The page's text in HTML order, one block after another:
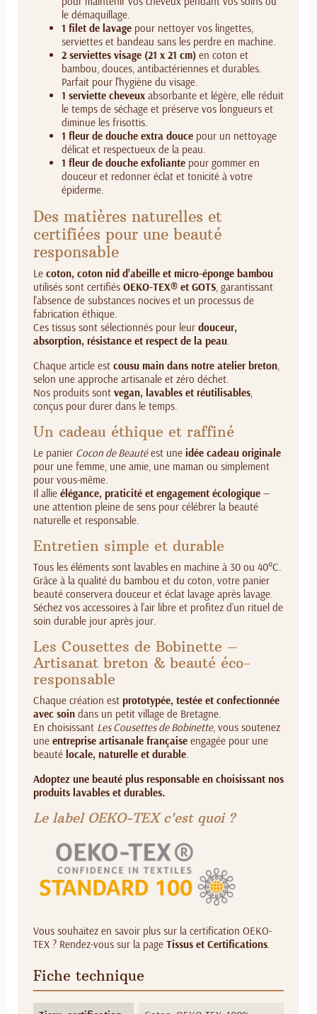
le démaquillage.
1 filet de lavage pour nettoyer vos lingettes,
serviettes et bandeau sans les perdre en machine.
2 serviettes visage (21 x 21 cm) en coton et
bambou, douces, antibactériennes et durables.
Parfait pour l'hygiène du visage.
1 serviette cheveux absorbante et légère, elle réduit
le temps de séchage et préserve vos longueurs et
diminue les frisottis.
1 fleur de douche extra douce pour un nettoyage
délicat et respectueux de la peau.
1 fleur de douche exfoliante pour gommer en
douceur et redonner éclat et tonicité à votre
épiderme.
Des matières naturelles et
certifiées pour une beauté
responsable
Le coton, coton nid d’abeille et micro-éponge bambou
utilisés sont certifiés OEKO-TEX® et GOTS, garantissant
l’absence de substances nocives et un processus de
fabrication éthique.
Ces tissus sont sélectionnés pour leur douceur,
absorption, résistance et respect de la peau.
Chaque article est cousu main dans notre atelier breton,
selon une approche artisanale et zéro déchet.
Nos produits sont vegan, lavables et réutilisables,
conçus pour durer dans le temps.
Un cadeau éthique et raffiné
Le panier Cocon de Beautéest une idée cadeau originale
pour une femme, une amie, une maman ou simplement
pour vous-même.
Il allie élégance, praticité et engagement écologique —
une attention pleine de sens pour célébrer la beauté
naturelle et responsable.
Entretien simple et durable
Tous les éléments sont lavables en machine à 30 ou 40°C.
Grâce à la qualité du bambou et du coton, votre panier
beauté conservera douceur et éclat lavage après lavage.
Séchez vos accessoires à l’air libre et profitez d’un rituel de
soin durable jour après jour.
Les Cousettes de Bobinette –
Artisanat breton & beauté éco-
responsable
Chaque création est prototypée, testée et confectionnée
avec soin dans un petit village de Bretagne.
En choisissant Les Cousettes de Bobinette, vous soutenez
une entreprise artisanale française engagée pour une
beauté locale, naturelle et durable.
Adoptez une beauté plus responsable en choisissant nos
produits lavables et durables.
Le label OEKO-TEX c'est quoi ?
Vous souhaitez en savoir plus sur la certification OEKO-
TEX ? Rendez-vous sur la page Tissus et Certifications.
Fiche technique